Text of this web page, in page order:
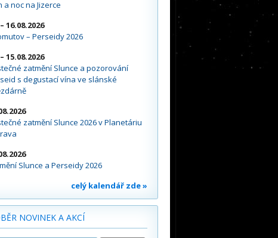
a noc na Jizerce
16.08.2026
– Perseidy 2026
15.08.2026
zatmění Slunce a pozorování
s degustací vína ve slánské
zatmění Slunce 2026 v Planetáriu
Slunce a Perseidy 2026
celý kalendář zde »
NOVINEK A AKCÍ